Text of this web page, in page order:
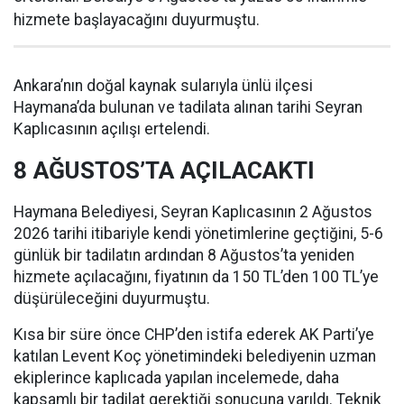
hizmete başlayacağını duyurmuştu.
Ankara’nın doğal kaynak sularıyla ünlü ilçesi
Haymana’da bulunan ve tadilata alınan tarihi Seyran
Kaplıcasının açılışı ertelendi.
8 AĞUSTOS’TA AÇILACAKTI
Haymana Belediyesi, Seyran Kaplıcasının 2 Ağustos
2026 tarihi itibariyle kendi yönetimlerine geçtiğini, 5-6
günlük bir tadilatın ardından 8 Ağustos’ta yeniden
hizmete açılacağını, fiyatının da 150 TL’den 100 TL’ye
düşürüleceğini duyurmuştu.
Kısa bir süre önce CHP’den istifa ederek AK Parti’ye
katılan Levent Koç yönetimindeki belediyenin uzman
ekiplerince kaplıcada yapılan incelemede, daha
kapsamlı bir tadilat gerektiği sonucuna varıldı. Teknik